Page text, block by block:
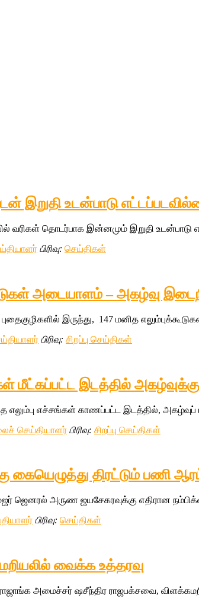
இறுதி உடன்பாடு
வரிகள் தொடர்பாக இன்னமும் இறுதி உடன்பாடு
பிரிவு: செய்திகள்
அடையாளம் – அகழ்வு
இருந்து, 147 மனித
பிரிவு: சிறப்பு செய்திகள்
மீட்கப்பட்ட இடத்தில்
எலும்பு எச்சங்கள் காணப்பட்ட இடத்தில்,
செய்தியாளர் பிரிவு: சிறப்பு செய்திகள்
கையெழுத்து திரட்டும் பணி
ஜெனரல் அருண ஜயசேகரவுக்கு எதிரான
பிரிவு: செய்திகள்
வைக்க உத்தரவு
அமைச்சர் ஷசீந்திர ராஜபக்சவை,